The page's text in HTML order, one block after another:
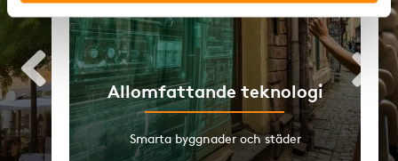
Allomfattande teknologi
Smarta byggnader och städer